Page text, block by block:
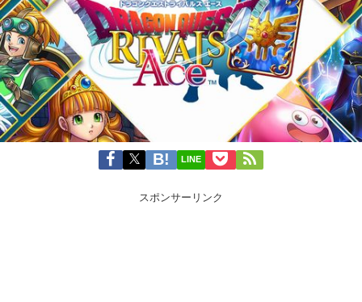
LINE
スポンサーリンク